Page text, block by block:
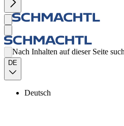
Nach Inhalten auf dieser Seite
DE
Deutsch